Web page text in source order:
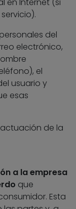
en Internet (si
del
electrónico,
el
usuario y
esas
de la
a la empresa
que
Esta